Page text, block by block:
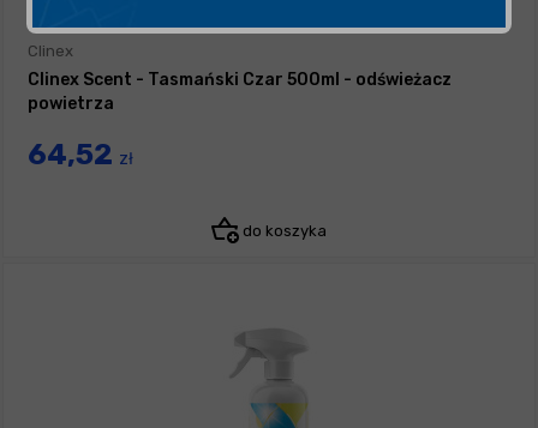
Clinex
Clinex Scent - Tasmański Czar 500ml - odświeżacz
powietrza
64,52 zł
do koszyka